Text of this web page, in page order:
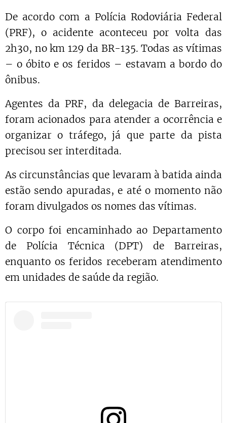
De acordo com a Polícia Rodoviária Federal
(PRF), o acidente aconteceu por volta das
2h30, no km 129 da BR-135. Todas as vítimas
– o óbito e os feridos – estavam a bordo do
ônibus.
Agentes da PRF, da delegacia de Barreiras,
foram acionados para atender a ocorrência e
organizar o tráfego, já que parte da pista
precisou ser interditada.
As circunstâncias que levaram à batida ainda
estão sendo apuradas, e até o momento não
foram divulgados os nomes das vítimas.
O corpo foi encaminhado ao Departamento
de Polícia Técnica (DPT) de Barreiras,
enquanto os feridos receberam atendimento
em unidades de saúde da região.